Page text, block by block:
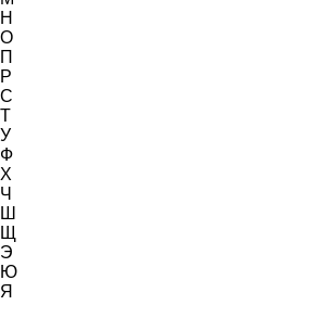
Н
О
П
Р
С
Т
У
Ф
Х
Ч
Ш
Щ
Э
Ю
Я